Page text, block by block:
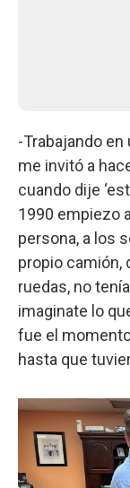
-Trabajando
me invitó a
cuando dije
1990 empiezo
persona, a los
propio camión,
ruedas, no
imaginate lo
fue el
hasta que